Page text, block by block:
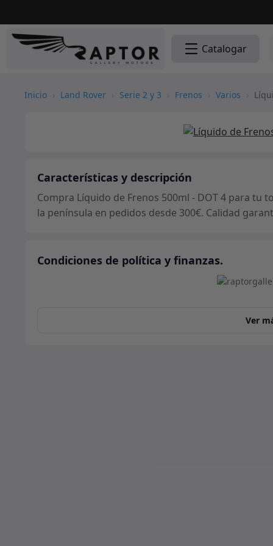
Catalogar
Inicio › Land Rover › Serie 2 y 3 › Frenos › Varios ›
Características y descripción
Compra Líquido de Frenos 500ml - DOT 4 para
la península en pedidos desde 300€. Calidad
Condiciones de política y finanzas.
Ver